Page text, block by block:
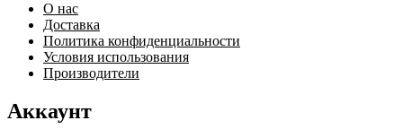
О нас
Доставка
Политика конфиденциальности
Условия использования
Производители
Аккаунт